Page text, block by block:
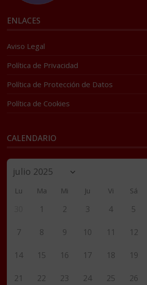
ENLACES
Aviso Legal
Política de Privacidad
Política de Protección de Datos
Política de Cookies
CALENDARIO
Lu Ma Mi Ju Vi Sá
1 2 3 4 5
7 8 9 10 11 12
14 15 16 17 18 19
21 22 23 24 25 26